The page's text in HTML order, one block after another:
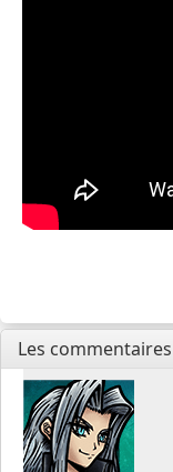
Les commentaires